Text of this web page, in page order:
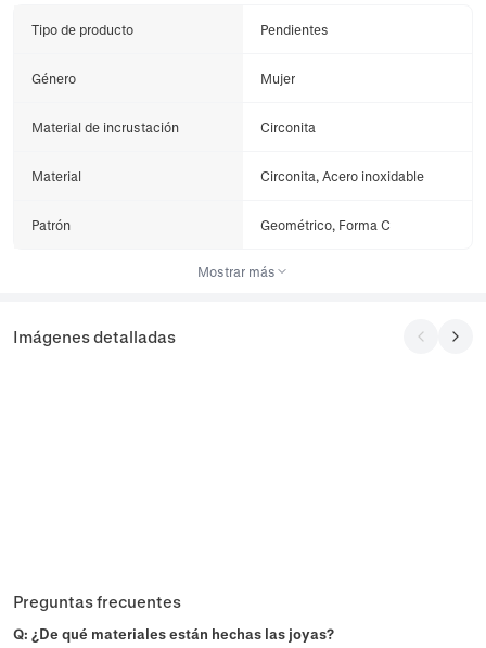
Tipo de producto Pendientes
Género Mujer
Material de incrustación Circonita
Material Circonita, Acero inoxidable
Patrón Geométrico, Forma C
Mostrar más
Imágenes detalladas
Preguntas frecuentes
Q: ¿De qué materiales están hechas las joyas?